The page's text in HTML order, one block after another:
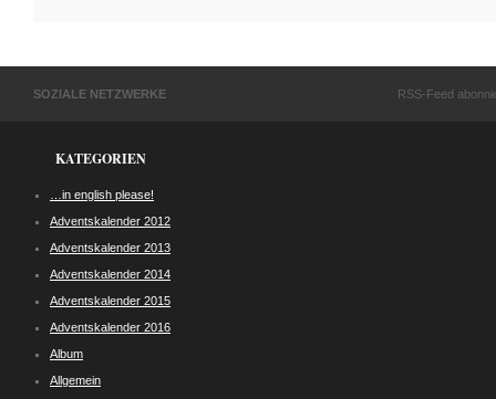
SOZIALE NETZWERKE RSS-Feed
KATEGORIEN
…in english please!
Adventskalender 2012
Adventskalender 2013
Adventskalender 2014
Adventskalender 2015
Adventskalender 2016
Album
Allgemein